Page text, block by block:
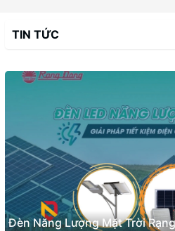
TIN TỨC
Đèn Năng Lượng Mặt Trời